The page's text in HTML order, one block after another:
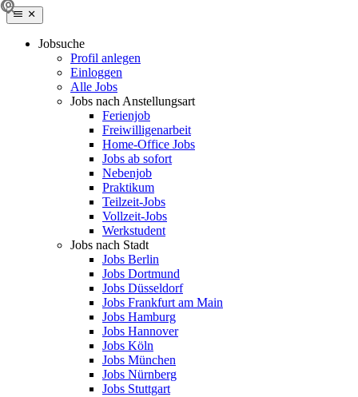
Jobsuche
Profil anlegen
Einloggen
Alle Jobs
Jobs nach Anstellungsart
Ferienjob
Freiwilligenarbeit
Home-Office Jobs
Jobs ab sofort
Nebenjob
Praktikum
Teilzeit-Jobs
Vollzeit-Jobs
Werkstudent
Jobs nach Stadt
Jobs Berlin
Jobs Dortmund
Jobs Düsseldorf
Jobs Frankfurt am Main
Jobs Hamburg
Jobs Hannover
Jobs Köln
Jobs München
Jobs Nürnberg
Jobs Stuttgart